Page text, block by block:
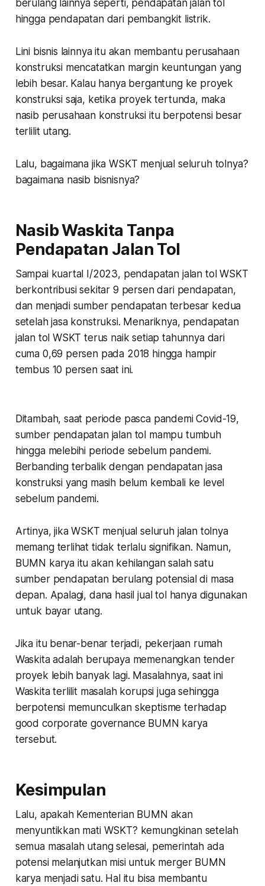
berulang lainnya seperti, pendapatan jalan tol
hingga pendapatan dari pembangkit listrik.
Lini bisnis lainnya itu akan membantu perusahaan
konstruksi mencatatkan margin keuntungan yang
lebih besar. Kalau hanya bergantung ke proyek
konstruksi saja, ketika proyek tertunda, maka
nasib perusahaan konstruksi itu berpotensi besar
terlilit utang.
Lalu, bagaimana jika WSKT menjual seluruh tolnya?
bagaimana nasib bisnisnya?
Nasib Waskita Tanpa
Pendapatan Jalan Tol
Sampai kuartal I/2023, pendapatan jalan tol WSKT
berkontribusi sekitar 9 persen dari pendapatan,
dan menjadi sumber pendapatan terbesar kedua
setelah jasa konstruksi. Menariknya, pendapatan
jalan tol WSKT terus naik setiap tahunnya dari
cuma 0,69 persen pada 2018 hingga hampir
tembus 10 persen saat ini.
Ditambah, saat periode pasca pandemi Covid-19,
sumber pendapatan jalan tol mampu tumbuh
hingga melebihi periode sebelum pandemi.
Berbanding terbalik dengan pendapatan jasa
konstruksi yang masih belum kembali ke level
sebelum pandemi.
Artinya, jika WSKT menjual seluruh jalan tolnya
memang terlihat tidak terlalu signifikan. Namun,
BUMN karya itu akan kehilangan salah satu
sumber pendapatan berulang potensial di masa
depan. Apalagi, dana hasil jual tol hanya digunakan
untuk bayar utang.
Jika itu benar-benar terjadi, pekerjaan rumah
Waskita adalah berupaya memenangkan tender
proyek lebih banyak lagi. Masalahnya, saat ini
Waskita terlilit masalah korupsi juga sehingga
berpotensi memunculkan skeptisme terhadap
good corporate governance BUMN karya
tersebut.
Kesimpulan
Lalu, apakah Kementerian BUMN akan
menyuntikkan mati WSKT? kemungkinan setelah
semua masalah utang selesai, pemerintah ada
potensi melanjutkan misi untuk merger BUMN
karya menjadi satu. Hal itu bisa membantu